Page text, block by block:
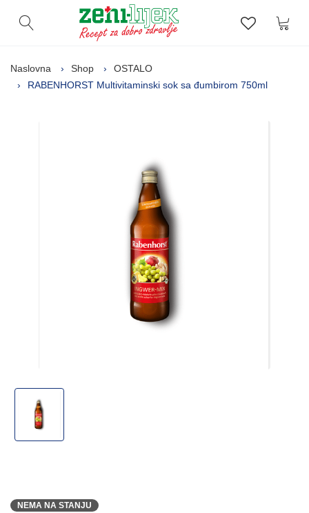
Otvori pretragu Lista
Naslovna Shop
OSTALO
RABENHORST Multivitaminski sok sa đumbirom 750ml
NEMA NA STANJU